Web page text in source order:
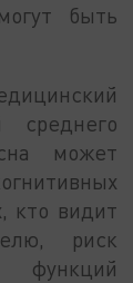
быть
может
кто видит
риск